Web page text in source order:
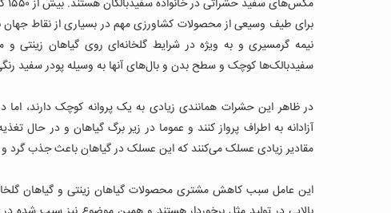
برای طیف وسیعی از محصولات کشاورزی مهم در بسیاری از نقاط
نیمه گرمسیری و به ویژه در شرایط گلخانه‌ای روی گیاهان زینتی
سفیدبالک‌ها کوچک و سطح بدن و بال‌های آنها به وسیله پودر سفید
در ظاهر این حشرات همانندی زیادی به یک پروانه کوچک دارند،
آزادانه به اطراف پرواز کنند و عموما در زیر برگ گیاهان و در حال
مقادیر زیادی عسلک می‌کنند که این عسلک در گیاهان باعث جذب
این عامل سبب کاهش مشتری محصولات گیاهان زینتی و گیاهان